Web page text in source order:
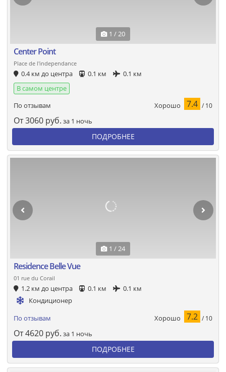
1 / 20
Center Point
Place de l'independance
0.4 км до центра 0.1 км
0.1 км
В самом центре
По отзывам
Хорошо 7.4 / 10
От3060 руб. за 1 ночь
ПОДРОБНЕЕ
1 / 24
Residence Belle Vue
01 rue du Corail
1.2 км до центра 0.1 км
0.1 км
Кондиционер
По отзывам Хорошо 7.2 / 10
От4620 руб. за 1 ночь
ПОДРОБНЕЕ